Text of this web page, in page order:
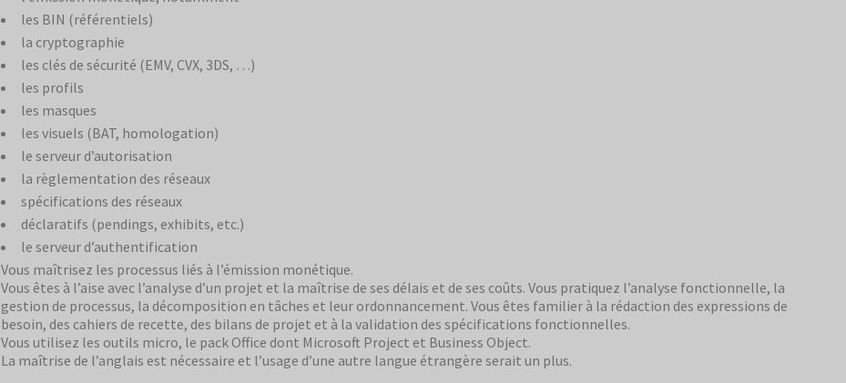
les BIN (référentiels)
la cryptographie
les clés de sécurité (EMV, CVX, 3DS, …)
les profils
les masques
les visuels (BAT, homologation)
le serveur d’autorisation
la règlementation des réseaux
spécifications des réseaux
déclaratifs (pendings, exhibits, etc.)
le serveur d’authentification
Vous maîtrisez les processus liés à l’émission monétique.
Vous êtes à l’aise avec l’analyse d’un projet et la maîtrise de ses délais et de ses coûts. Vous pratiquez l’analyse fonctionnelle, la
gestion de processus, la décomposition en tâches et leur ordonnancement. Vous êtes familier à la rédaction des expressions de
besoin, des cahiers de recette, des bilans de projet et à la validation des spécifications fonctionnelles.
Vous utilisez les outils micro, le pack Office dont Microsoft Project et Business Object.
La maîtrise de l’anglais est nécessaire et l’usage d’une autre langue étrangère serait un plus.